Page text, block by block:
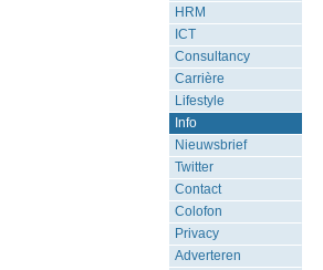
HRM
ICT
Consultancy
Carrière
Lifestyle
Info
Nieuwsbrief
Twitter
Contact
Colofon
Privacy
Adverteren